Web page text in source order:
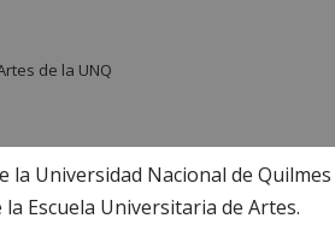
de la UNQ
la Universidad Nacional de
Escuela Universitaria de Artes.